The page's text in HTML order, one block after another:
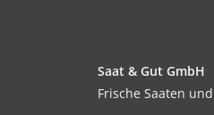
Saat & Gut GmbH
Frische Saaten